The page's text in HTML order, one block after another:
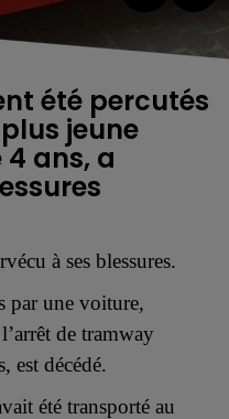
été percutés
jeune
ans, a
à ses blessures.
par une voiture,
de tramway
est décédé.
été transporté au